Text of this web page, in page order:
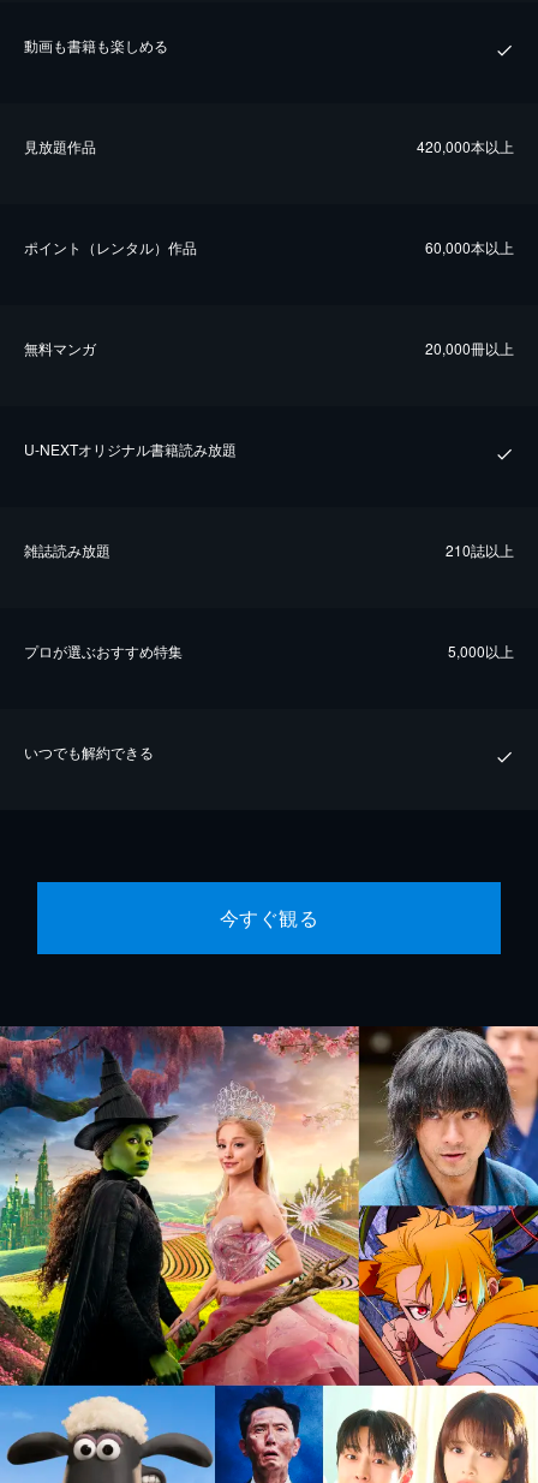
動画も書籍も楽しめる
⾒放題作品 420,000本以上
ポイント（レンタル）作品 60,000本以上
無料マンガ 20,000冊以上
U-NEXTオリジナル書籍読み放題
雑誌読み放題 210誌以上
プロが選ぶおすすめ特集 5,000以上
いつでも解約できる
今すぐ観る